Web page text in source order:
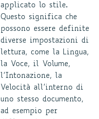
applicato lo stile.
Questo significa che
possono essere definite
diverse impostazioni di
lettura, come la Lingua,
la Voce, il Volume,
l’Intonazione, la
Velocità all’interno di
uno stesso documento,
ad esempio per